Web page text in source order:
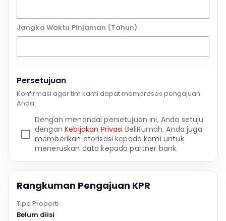
Jangka Waktu Pinjaman (Tahun)
Persetujuan
Konfirmasi agar tim kami dapat memproses pengajuan
Anda.
Dengan menandai persetujuan ini, Anda setuju
denganKebijakan Privasi BeliRumah. Anda juga
memberikan otorisasi kepada kami untuk
meneruskan data kepada partner bank.
Rangkuman Pengajuan KPR
Tipe Properti
Belum diisi